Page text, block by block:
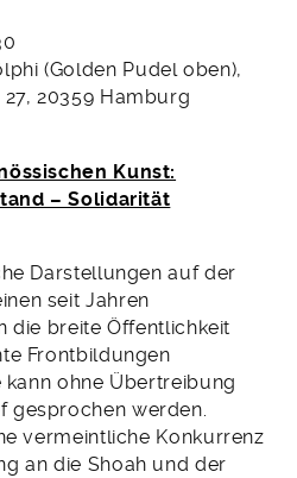
(Golden Pudel oben),
20359 Hamburg
Kunst:
– Solidarität
Darstellungen auf der
seit Jahren
die breite Öffentlichkeit
Frontbildungen
ohne Übertreibung
gesprochen werden.
vermeintliche Konkurrenz
an die Shoah und der